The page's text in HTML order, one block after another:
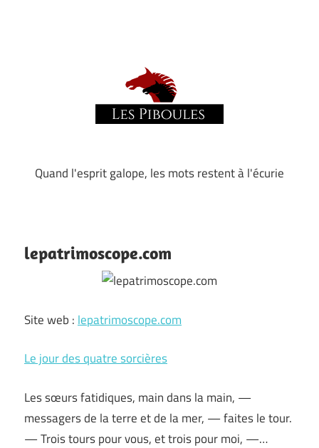
Les
Quand l'esprit galope, les mots restent à l'écurie
lepatrimoscope.com
Site web : lepatrimoscope.com
Le jour des quatre sorcières
Les sœurs fatidiques, main dans la main, —
messagers de la terre et de la mer, — faites le tour.
— Trois tours pour vous, et trois pour moi, —…